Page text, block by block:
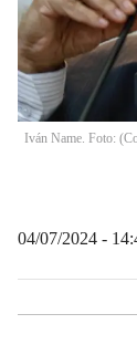
Iván Name. Foto:
04/07/2024 -